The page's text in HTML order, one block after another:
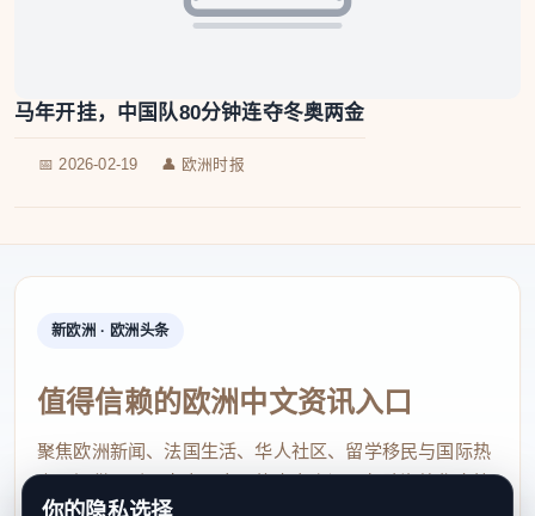
马年开挂，中国队80分钟连夺冬奥两金
📅 2026-02-19 👤 欧洲时报
新欧洲 · 欧洲头条
值得信赖的欧洲中文资讯入口
聚焦欧洲新闻、法国生活、华人社区、留学移民与国际热
点，提供及时、真实、实用的中文资讯，帮助海外华人快
你的隐私选择